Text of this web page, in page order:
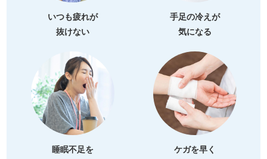
いつも疲れが
抜けない
手足の冷えが
気になる
睡眠不足を
ケガを早く